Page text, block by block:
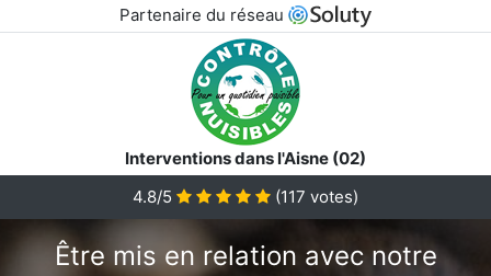
Partenaire du réseau
Interventions dans l'Aisne (02)
4.8/5
(117 votes)
Être mis en relation avec notre